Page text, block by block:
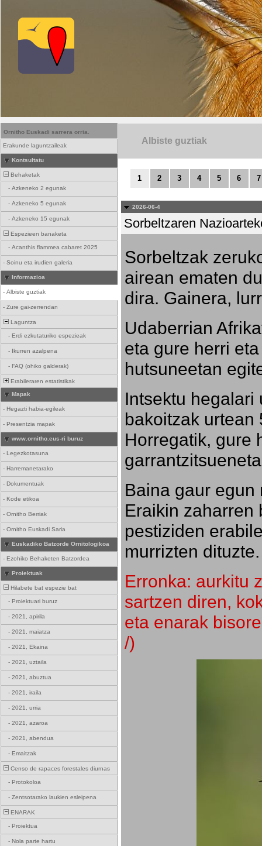
Ornitho Euskadi sarrera orria.
Erakunde laguntzaileak
Kontsultatu
Behaketak
- Azkeneko 2 egunak
- Azkeneko 5 egunak
- Azkeneko 15 egunak
Espezieen banaketa
- Acanthis flammea cabaret 2025
- Soinu eta irudien galeria
Informazioa
- Albiste guztiak
- Zure gai-zerrendan
Laguntza
- Erdi ezkutaturiko espezieak
- Ikurren azalpena
- FAQ (ohiko galderak)
Erabileraren estatistikak
Mapak
- Hegazti habia-egileak
- Presentzia mapak
www.ornitho.eus-ri buruz
- Legezkotasuna
- Harremanetarako
- Dokumentuak
- Kode etikoa
- Ornitho Berriak
- Ornitho Euskadi Saria
Euskadiko Batzorde Ornitologikoa
- Ezohiko Behaketen Batzordea
Proiektuak
Hilabete bat espezie bat
- Proiektuari buruz
- 2021, apirila
- 2021, maiatza
- 2021, Ekaina
- 2021, uztaila
- 2021, abuztua
- 2021, iraila
- 2021, urria
- 2021, azaroa
- 2021, abendua
- Emaitzak
Censo de rapaces forestales diurnas
- Protokoloa
- Zentsotarako laukien esleipena
ENARAK
- Proiektua
- Nola parte hartu
Albiste guztiak
1 2 3 4 5 6 7
2026-06-4
Sorbeltzaren
Sorbeltzak
airean ematen
dira. Gainera,
Udaberrian
eta gure herri
hutsuneetan
Intsektu hegalari
bakoitzak urtean
Horregatik, gure
Baina gaur egun
Eraikin zaharren
pestiziden
murrizten dituzte.
Erronka: aurkitu
sartzen diren,
eta enarak
/)